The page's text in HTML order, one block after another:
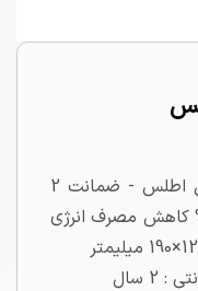
چراغ COB ریلی 50 وات 4M مدل اطلس - ضمانت 2
- شار نوری 3100 لومن - 90% کاهش مصرف انرژی